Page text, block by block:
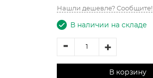
Нашли дешевле? Сообщите!
В наличии на складе
- +
В корзину